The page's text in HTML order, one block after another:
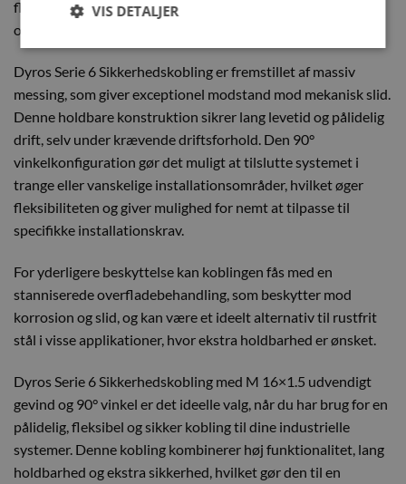
flowkapacitet reducerer tryktab og flaskehalse, hvilket
optimerer systemets samlede ydeevne og driftsstabilitet.
Dyros Serie 6 Sikkerhedskobling er fremstillet af massiv
messing, som giver exceptionel modstand mod mekanisk slid.
Denne holdbare konstruktion sikrer lang levetid og pålidelig
drift, selv under krævende driftsforhold. Den 90°
vinkelkonfiguration gør det muligt at tilslutte systemet i
trange eller vanskelige installationsområder, hvilket øger
fleksibiliteten og giver mulighed for nemt at tilpasse til
specifikke installationskrav.
For yderligere beskyttelse kan koblingen fås med en
stanniserede overfladebehandling, som beskytter mod
korrosion og slid, og kan være et ideelt alternativ til rustfrit
stål i visse applikationer, hvor ekstra holdbarhed er ønsket.
Dyros Serie 6 Sikkerhedskobling med M 16×1.5 udvendigt
gevind og 90° vinkel er det ideelle valg, når du har brug for en
pålidelig, fleksibel og sikker kobling til dine industrielle
systemer. Denne kobling kombinerer høj funktionalitet, lang
holdbarhed og ekstra sikkerhed, hvilket gør den til en
VIS DETALJER